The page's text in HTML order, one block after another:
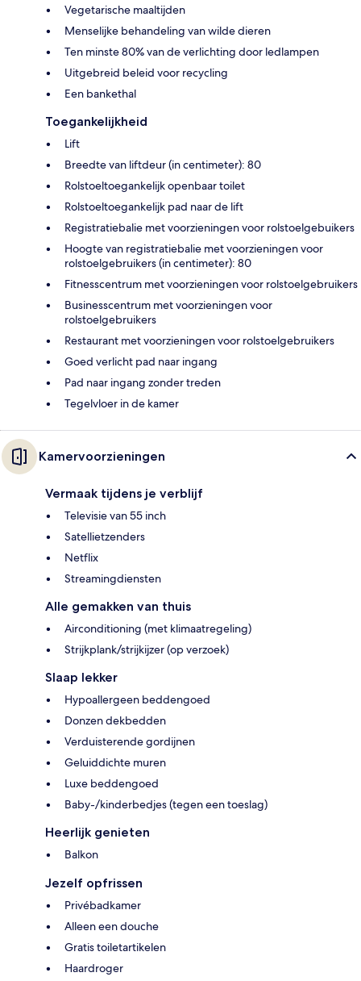
Vegetarische maaltijden
Menselijke behandeling van wilde dieren
Ten minste 80% van de verlichting door ledlampen
Uitgebreid beleid voor recycling
Een bankethal
Toegankelijkheid
Lift
Breedte van liftdeur (in centimeter): 80
Rolstoeltoegankelijk openbaar toilet
Rolstoeltoegankelijk pad naar de lift
Registratiebalie met voorzieningen voor rolstoelgebuikers
Hoogte van registratiebalie met voorzieningen voor
rolstoelgebruikers (in centimeter): 80
Fitnesscentrum met voorzieningen voor rolstoelgebruikers
Businesscentrum met voorzieningen voor
rolstoelgebruikers
Restaurant met voorzieningen voor rolstoelgebruikers
Goed verlicht pad naar ingang
Pad naar ingang zonder treden
Tegelvloer in de kamer
Kamervoorzieningen
Vermaak tijdens je verblijf
Televisie van 55 inch
Satellietzenders
Netflix
Streamingdiensten
Alle gemakken van thuis
Airconditioning (met klimaatregeling)
Strijkplank/strijkijzer (op verzoek)
Slaap lekker
Hypoallergeen beddengoed
Donzen dekbedden
Verduisterende gordijnen
Geluiddichte muren
Luxe beddengoed
Baby-/kinderbedjes (tegen een toeslag)
Heerlijk genieten
Balkon
Jezelf opfrissen
Privébadkamer
Alleen een douche
Gratis toiletartikelen
Haardroger